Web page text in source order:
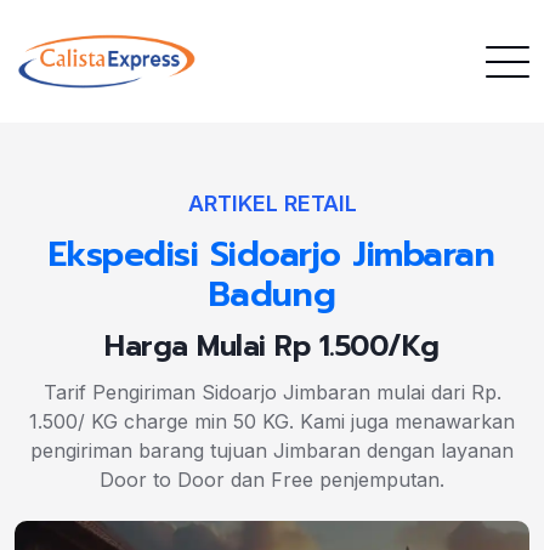
ARTIKEL RETAIL
Ekspedisi Sidoarjo Jimbaran
Badung
Harga Mulai Rp 1.500/Kg
Tarif Pengiriman Sidoarjo Jimbaran mulai dari Rp.
1.500/ KG charge min 50 KG. Kami juga menawarkan
pengiriman barang tujuan Jimbaran dengan layanan
Door to Door dan Free penjemputan.